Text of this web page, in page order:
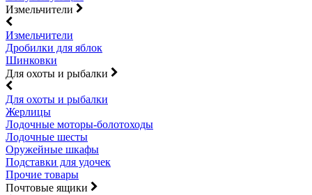
Измельчители
Измельчители
Дробилки для яблок
Шинковки
Для охоты и рыбалки
Для охоты и рыбалки
Жерлицы
Лодочные моторы-болотоходы
Лодочные шесты
Оружейные шкафы
Подставки для удочек
Прочие товары
Почтовые ящики